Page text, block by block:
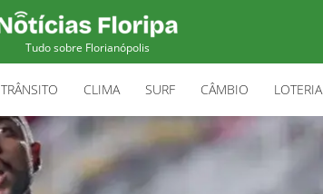
Tudo sobre Florianópolis
TRÂNSITO CLIMA SURF CÂMBIO LOTERIA